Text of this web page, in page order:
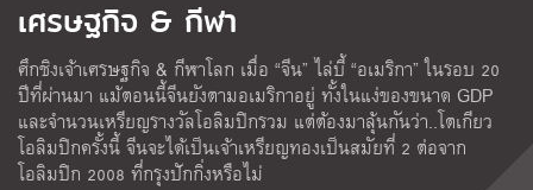
เศรษฐกิจ & กีฬา
ศึกชิงเจ้าเศรษฐกิจ & กีฬาโลก เมื่อ “จีน” ไล่บี้ “อเมริกา” ในรอบ 20
ปีที่ผ่านมา แม้ตอนนี้จีนยังตามอเมริกาอยู่ ทั้งในแง่ของขนาด GDP
และจำนวนเหรียญรางวัลโอลิมปิกรวม แต่ต้องมาลุ้นกันว่า..โตเกียว
โอลิมปิกครั้งนี้ จีนจะได้เป็นเจ้าเหรียญทองเป็นสมัยที่ 2 ต่อจาก
โอลิมปิก 2008 ที่กรุงปักกิ่งหรือไม่